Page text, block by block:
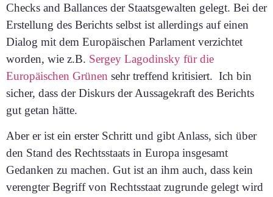
Checks and Ballances der Staatsgewalten gelegt. Bei der
Erstellung des Berichts selbst ist allerdings auf einen
Dialog mit dem Europäischen Parlament verzichtet
worden, wie z.B. Sergey Lagodinsky für die
Europäischen Grünen sehr treffend kritisiert. Ich bin
sicher, dass der Diskurs der Aussagekraft des Berichts
gut getan hätte.
Aber er ist ein erster Schritt und gibt Anlass, sich über
den Stand des Rechtsstaats in Europa insgesamt
Gedanken zu machen. Gut ist an ihm auch, dass kein
verengter Begriff von Rechtsstaat zugrunde gelegt wird